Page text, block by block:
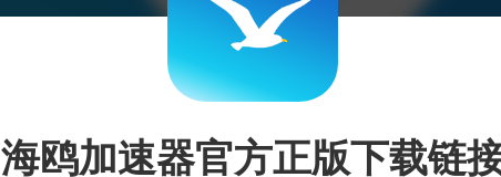
海鸥加速器官方正版下载链